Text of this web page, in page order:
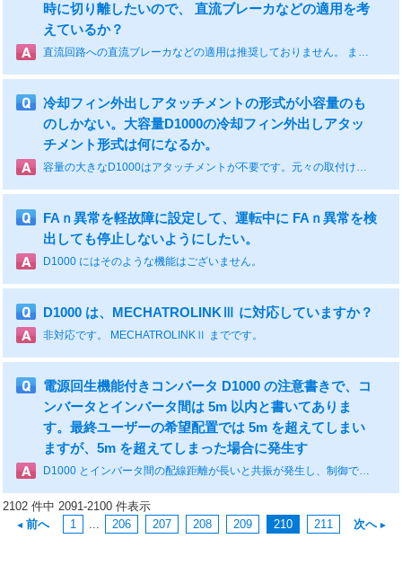
時に切り離したいので、 直流ブレーカなどの適用を考
えているか？
直流回路への直流ブレーカなどの適用は推奨しておりません。 また、直流ブレーカの具体的な機器選定は承っておりません。
冷却フィン外出しアタッチメントの形式が小容量のも
のしかない。大容量D1000の冷却フィン外出しアタッ
チメント形式は何になるか。
容量の大きなD1000はアタッチメントが不要です。元々の取付け金具を外して取付け位置を変更することによって冷却フィン外出しにできます。 (CIMR-DA2A0030以上､-DA4A0020以上) ＊冷却フィン外出しアタッチメントについては、D1000カタログを参照ください。 [リンク] https://www.e-mechatronics.com/download/catalog/download.html?qCategory=%E3%82%A4%E3%83%B3%E3%83%90%E3%83%BC%E3%82%BF&qLang=jp&qTarget=34
FAｎ異常を軽故障に設定して、運転中に FAｎ異常を検
出しても停止しないようにしたい。
D1000 にはそのような機能はございません。
D1000 は、MECHATROLINKⅢ に対応していますか？
非対応です。 MECHATROLINKⅡ までです。
電源回生機能付きコンバータ D1000 の注意書きで、コ
ンバータとインバータ間は 5m 以内と書いてありま
す。最終ユーザーの希望配置では 5m を超えてしまい
ますが、5m を超えてしまった場合に発生す
D1000 とインバータ間の配線距離が長いと共振が発生し、制御できなくなってしまうことがあります。 5m 以内の配線になるようにお願いします。
2102 件中 2091-2100 件表示
前へ
1 ... 206 207 208 209 210 211 次へ